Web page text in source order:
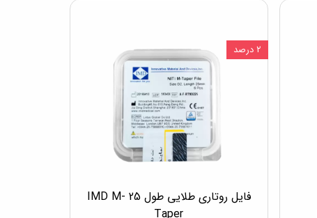
فایل روتاری طلایی طول 25 IMD M-
Taper
۲ درصد